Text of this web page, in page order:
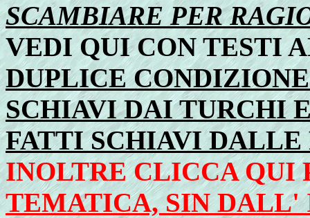
SCAMBIARE PER
VEDI QUI CON TESTI
DUPLICE
SCHIAVI DAI TURCHI
FATTI SCHIAVI
INOLTRE CLICCA QUI
TEMATICA, SIN DALL'